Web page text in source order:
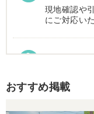
現地確認や
にご対応い
物は2台出て
しかしそち
おすすめ掲載